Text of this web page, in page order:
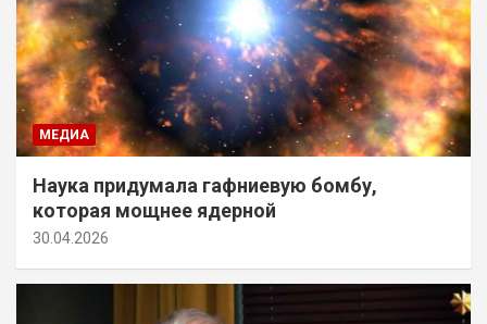
МЕДИА
Наука придумала гафниевую бомбу,
которая мощнее ядерной
30.04.2026